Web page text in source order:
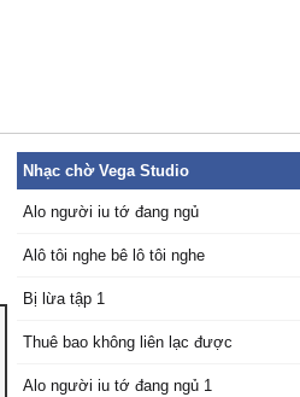
Nhạc chờ Vega Studio
Alo người iu tớ đang ngủ
Alô tôi nghe bê lô tôi nghe
Bị lừa tập 1
Thuê bao không liên lạc được
Alo người iu tớ đang ngủ 1